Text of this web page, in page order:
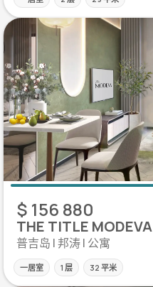
$ 156 880
THE TITLE MODEVA
普吉岛 | 邦涛 | 公寓
一居室 1 层 32 平米